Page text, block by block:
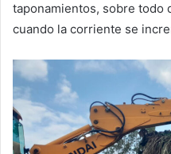
taponamientos, sobre todo
cuando la corriente se